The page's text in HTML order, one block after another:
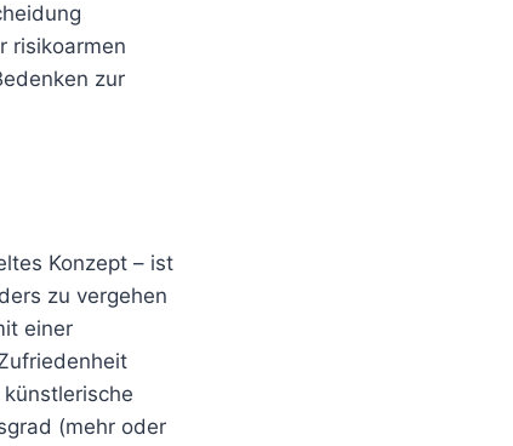
risikoarmen
zur
Konzept – ist
zu vergehen
einer
(mehr oder